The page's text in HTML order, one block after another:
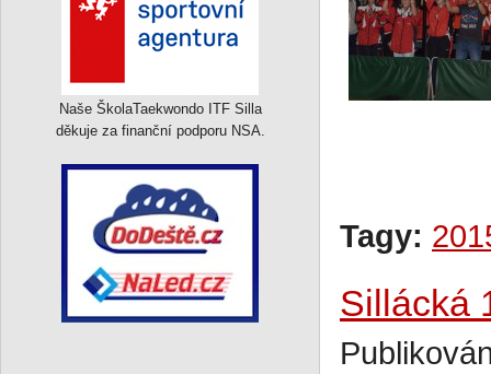
Naše ŠkolaTaekwondo ITF Silla
děkuje za finanční podporu NSA.
Tagy:
Sillácká